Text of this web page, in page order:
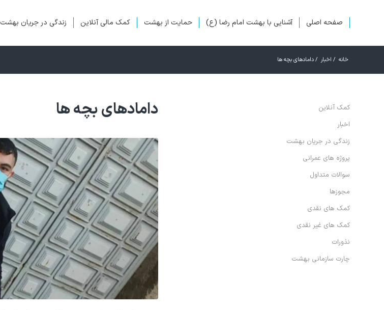
صفحه اصلی آشنایی با بهشت امام رضا (ع) حمایت از بهشت کمک مالی آنلاین زندگی در جریان بهشت
خانه / اخبار /دامادهای بچه ها
دامادهای بچه ها
کمک آنلاین
اخبار
زندگی در جریان بهشت
پروژه های عمرانی
سوالات متداول
مجوزها
کمک های نقدی
کمک های غیر نقدی
نذورات
چارت سازمانی بهشت